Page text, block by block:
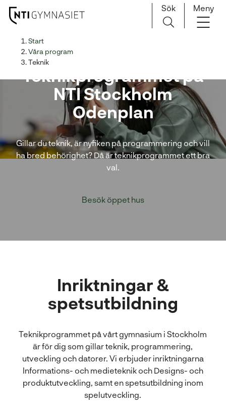
i
n
Huvudnavigation
Sök Meny
Start
Våra program
Teknik
Teknikprogrammet på
NTI Stockholm
Odenplan
Gillar du teknik, är nyfiken på programmering och vill
ha bred behörighet? Då är teknikprogrammet ett bra
val.
Besök öppet hus
Inriktningar &
spetsutbildning
Teknikprogrammet på vårt gymnasium i Stockholm
är för dig som gillar teknik, programmering,
utveckling och datorer. Vi erbjuder inriktningarna
Informations- och medieteknik och Designs- och
produktutveckling, samt en spetsutbildning inom
spelutveckling.